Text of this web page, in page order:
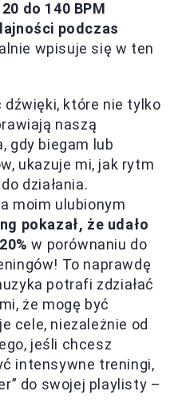
do 140 BPM
podczas
wpisuje się w ten
dźwięki, które nie tylko
naszą
gdy biegam lub
ukazuje mi, jak rytm
działania.
moim ulubionym
pokazał, że udało
w porównaniu do
To naprawdę
potrafi zdziałać
że mogę być
cele, niezależnie od
jeśli chcesz
intensywne treningi,
do swojej playlisty –